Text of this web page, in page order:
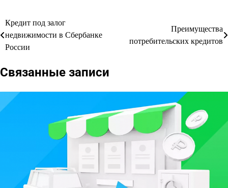
Навигация
по
Кредит под залог
недвижимости в Сбербанке
России
Преимущества
потребительских кредитов
Связанные записи